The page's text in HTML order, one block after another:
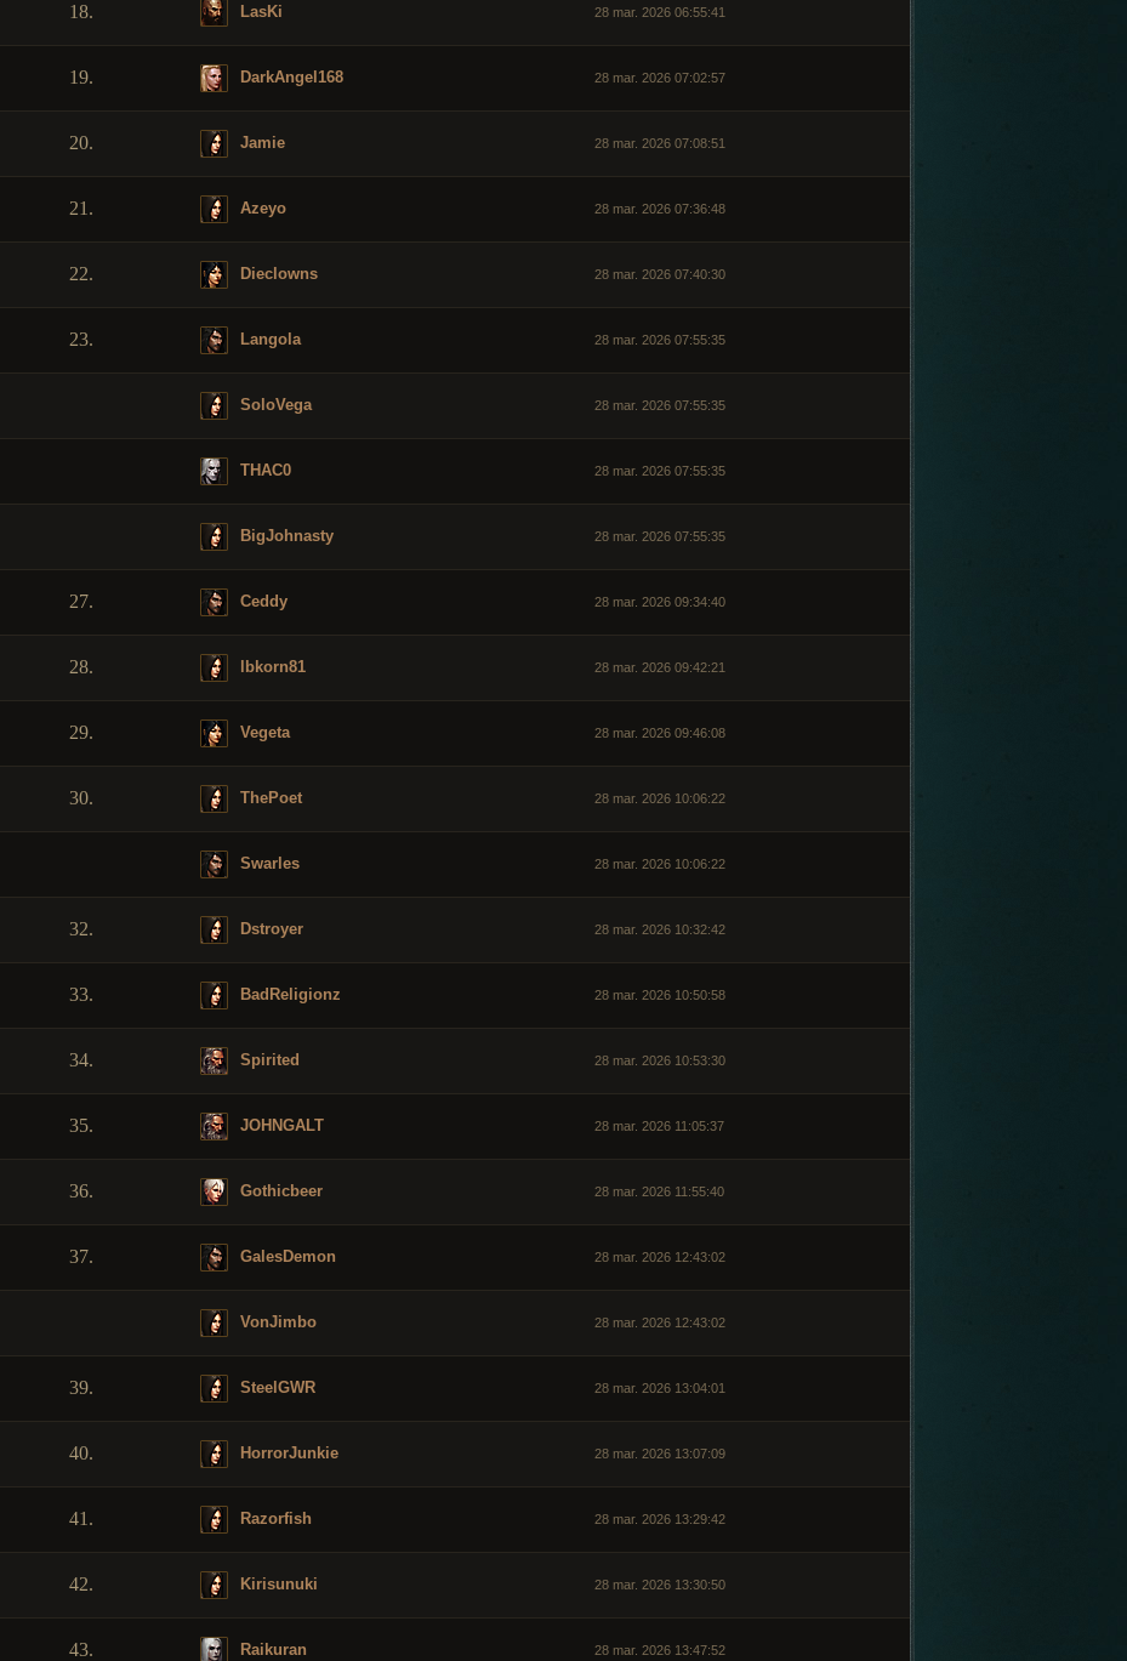
18. LasKi 28 mar. 2026 06:55:41
19. DarkAngel168 28 mar. 2026 07:02:57
20. Jamie 28 mar. 2026 07:08:51
21. Azeyo 28 mar. 2026 07:36:48
22. Dieclowns 28 mar. 2026 07:40:30
23. Langola 28 mar. 2026 07:55:35
SoloVega 28 mar. 2026 07:55:35
THAC0 28 mar. 2026 07:55:35
BigJohnasty 28 mar. 2026 07:55:35
27. Ceddy 28 mar. 2026 09:34:40
28. lbkorn81 28 mar. 2026 09:42:21
29. Vegeta 28 mar. 2026 09:46:08
30. ThePoet 28 mar. 2026 10:06:22
Swarles 28 mar. 2026 10:06:22
32. Dstroyer 28 mar. 2026 10:32:42
33. BadReligionz 28 mar. 2026 10:50:58
34. Spirited 28 mar. 2026 10:53:30
35. JOHNGALT 28 mar. 2026 11:05:37
36. Gothicbeer 28 mar. 2026 11:55:40
37. GalesDemon 28 mar. 2026 12:43:02
VonJimbo 28 mar. 2026 12:43:02
39. SteelGWR 28 mar. 2026 13:04:01
40. HorrorJunkie 28 mar. 2026 13:07:09
41. Razorfish 28 mar. 2026 13:29:42
42. Kirisunuki 28 mar. 2026 13:30:50
43. Raikuran 28 mar. 2026 13:47:52